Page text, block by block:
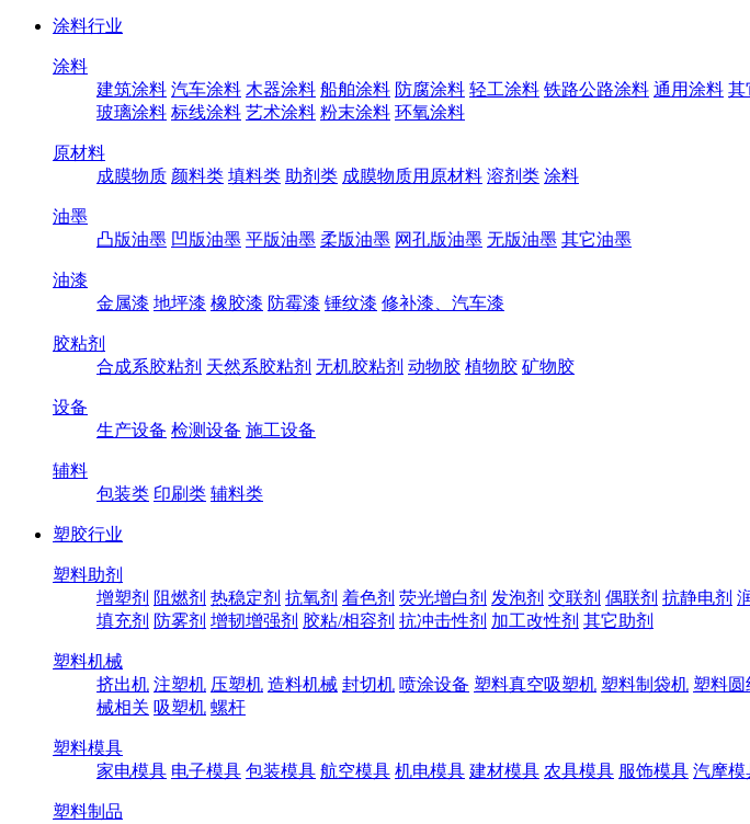
涂料行业
涂料
建筑涂料 汽车涂料 木器涂料 船舶涂料 防腐涂料 轻工涂料 铁路公路涂料 通用涂料 其
玻璃涂料 标线涂料 艺术涂料 粉末涂料 环氧涂料
原材料
成膜物质 颜料类 填料类 助剂类 成膜物质用原材料 溶剂类 涂料
油墨
凸版油墨 凹版油墨 平版油墨 柔版油墨 网孔版油墨 无版油墨 其它油墨
油漆
金属漆 地坪漆 橡胶漆 防霉漆 锤纹漆 修补漆、汽车漆
胶粘剂
合成系胶粘剂 天然系胶粘剂 无机胶粘剂 动物胶 植物胶 矿物胶
设备
生产设备 检测设备 施工设备
辅料
包装类 印刷类 辅料类
塑胶行业
塑料助剂
增塑剂 阻燃剂 热稳定剂 抗氧剂 着色剂 荧光增白剂 发泡剂 交联剂 偶联剂 抗静电剂
填充剂 防雾剂 增韧增强剂 胶粘/相容剂 抗冲击性剂 加工改性剂 其它助剂
塑料机械
挤出机 注塑机 压塑机 造料机械 封切机 喷涂设备 塑料真空吸塑机 塑料制袋机 塑料
械相关 吸塑机 螺杆
塑料模具
家电模具 电子模具 包装模具 航空模具 机电模具 建材模具 农具模具 服饰模具 汽摩模
塑料制品